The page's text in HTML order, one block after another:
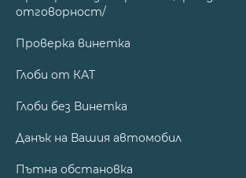
отговорност/
Проверка винетка
Глоби от КАТ
Глоби без Винетка
Данък на Вашия автомобил
Пътна обстановка